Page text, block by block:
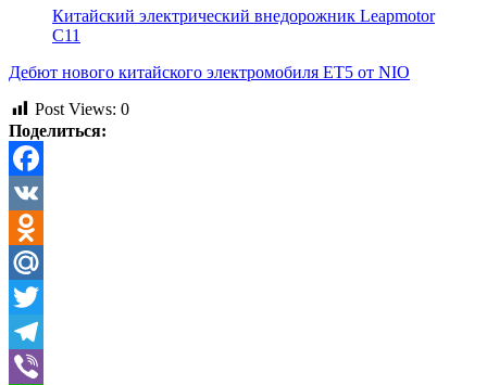
Китайский электрический внедорожник Leapmotor
C11
Дебют нового китайского электромобиля ET5 от NIO
Post Views: 0
Поделиться:
Facebook
VK
Odnoklassniki
Mail.Ru
Twitter
Telegram